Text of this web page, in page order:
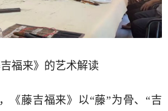
福来》的艺术解读
藤吉福来》以“藤”为骨、“吉